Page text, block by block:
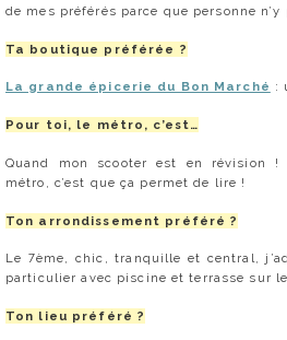
de mes préférés parce que personne n’y
Ta boutique préférée ?
La grande épicerie du Bon Marché :
Pour toi, le métro, c’est…
Quand mon scooter est en révision !
métro, c’est que ça permet de lire !
Ton arrondissement préféré ?
Le 7ème, chic, tranquille et central,
particulier avec piscine et terrasse sur
Ton lieu préféré ?